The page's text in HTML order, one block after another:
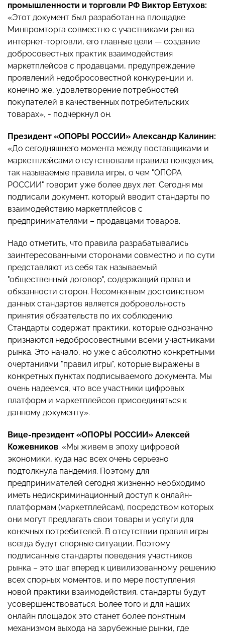
промышленности и торговли РФ Виктор Евтухов:
«Этот документ был разработан на площадке
Минпромторга совместно с участниками рынка
интернет-торговли, его главные цели — создание
добросовестных практик взаимодействия
маркетплейсов с продавцами, предупреждение
проявлений недобросовестной конкуренции и,
конечно же, удовлетворение потребностей
покупателей в качественных потребительских
товарах», - подчеркнул он.
Президент «ОПОРЫ РОССИИ» Александр Калинин:
«До сегодняшнего момента между поставщиками и
маркетплейсами отсутствовали правила поведения,
так называемые правила игры, о чем "ОПОРА
РОССИИ" говорит уже более двух лет. Сегодня мы
подписали документ, который вводит стандарты по
взаимодействию маркетплейсов с
предпринимателями – продавцами товаров.
Надо отметить, что правила разрабатывались
заинтересованными сторонами совместно и по сути
представляют из себя так называемый
"общественный договор", содержащий права и
обязанности сторон. Несомненным достоинством
данных стандартов является добровольность
принятия обязательств по их соблюдению.
Стандарты содержат практики, которые однозначно
признаются недобросовестными всеми участниками
рынка. Это начало, но уже с абсолютно конкретными
очертаниями "правил игры", которые выражены в
конкретных пунктах подписываемого документа. Мы
очень надеемся, что все участники цифровых
платформ и маркетплейсов присоединяться к
данному документу».
Вице-президент «ОПОРЫ РОССИИ» Алексей
Кожевников: «Мы живем в эпоху цифровой
экономики, куда нас всех очень серьезно
подтолкнула пандемия. Поэтому для
предпринимателей сегодня жизненно необходимо
иметь недискриминационный доступ к онлайн-
платформам (маркетплейсам), посредством которых
они могут предлагать свои товары и услуги для
конечных потребителей. В отсутствии правил игры
всегда будут спорные ситуации. Поэтому
подписанные стандарты поведения участников
рынка – это шаг вперед к цивилизованному решению
всех спорных моментов, и по мере поступления
новой практики взаимодействия, стандарты будут
усовершенствоваться. Более того и для наших
онлайн площадок это станет более понятным
механизмом выхода на зарубежные рынки, где